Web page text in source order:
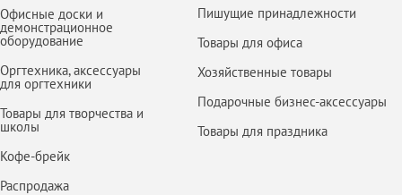
Офисные доски и
демонстрационное
оборудование
Оргтехника, аксессуары
для оргтехники
Товары для творчества и
школы
Кофе-брейк
Распродажа
Пишущие принадлежности
Товары для офиса
Хозяйственные товары
Подарочные бизнес-аксессуары
Товары для праздника